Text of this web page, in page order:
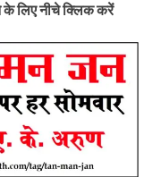
लिए नीचे क्लिक करें